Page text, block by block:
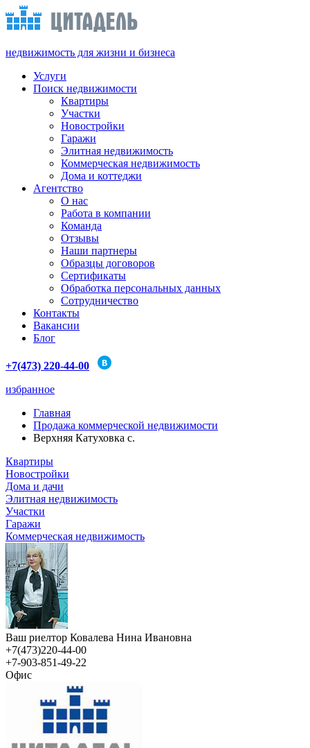
недвижимость для жизни и бизнеса
Услуги
Поиск недвижимости
Квартиры
Участки
Новостройки
Гаражи
Элитная недвижимость
Коммерческая недвижимость
Дома и коттеджи
Агентство
О нас
Работа в компании
Команда
Отзывы
Наши партнеры
Образцы договоров
Сертификаты
Обработка персональных данных
Сотрудничество
Контакты
Вакансии
Блог
+7(473) 220-44-00
избранное
Главная
Продажа коммерческой недвижимости
Верхняя Катуховка с.
Квартиры
Новостройки
Дома и дачи
Элитная недвижимость
Участки
Гаражи
Коммерческая недвижимость
Ваш риелтор Ковалева Нина Ивановна
+7(473)220-44-00
+7-903-851-49-22
Офис